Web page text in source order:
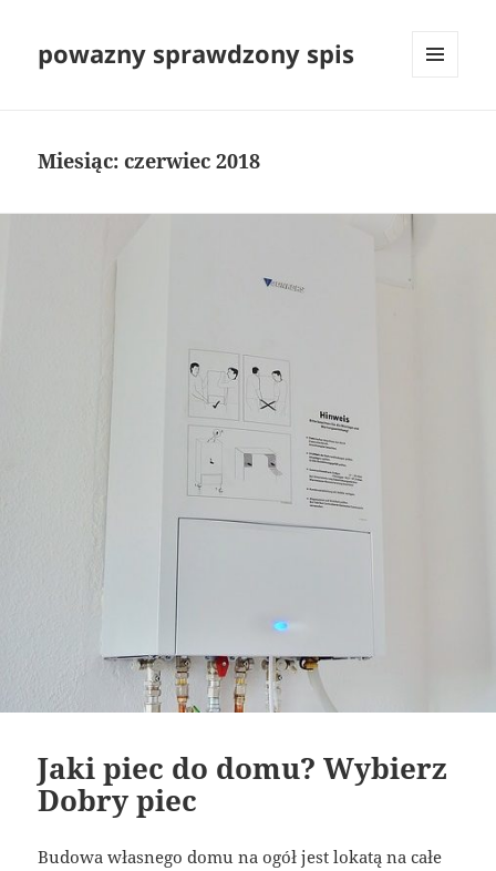
powazny sprawdzony spis
Miesiąc:czerwiec 2018
Jaki piec do domu? Wybierz
Dobry piec
Budowa własnego domu na ogół jest lokatą na całe